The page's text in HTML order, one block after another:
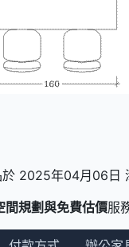
2025年04月06日
間規劃與免費估價服